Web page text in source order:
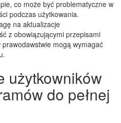
co może być problematyczne w
podczas użytkowania.
na aktualizacje
z obowiązującymi przepisami
mogą wymagać
użytkowników
do pełnej